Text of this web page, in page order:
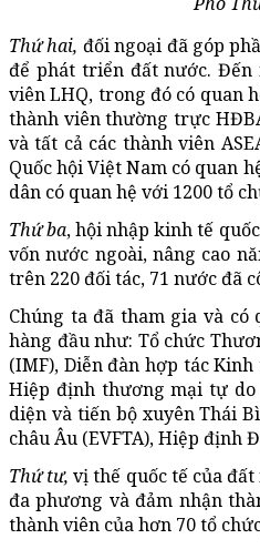
Thứ hai, đối ngoại đã góp
để phát triển đất nước. Đến
viên LHQ, trong đó có quan
thành viên thường trực
và tất cả các thành viên
Quốc hội Việt Nam có quan
dân có quan hệ với 1200 tổ
Thứ ba, hội nhập kinh tế
vốn nước ngoài, nâng cao
trên 220 đối tác, 71 nước đã
Chúng ta đã tham gia và
hàng đầu như: Tổ chức
(IMF), Diễn đàn hợp tác
Hiệp định thương mại tự do
diện và tiến bộ xuyên Thái
châu Âu (EVFTA), Hiệp định
Thứ tư, vị thế quốc tế của
đa phương và đảm nhận
thành viên của hơn 70 tổ